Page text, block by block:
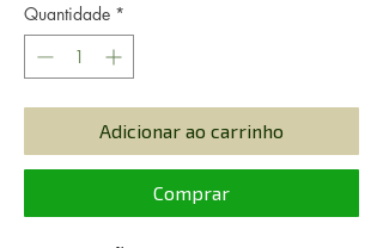
Quantidade *
Adicionar ao carrinho
Comprar